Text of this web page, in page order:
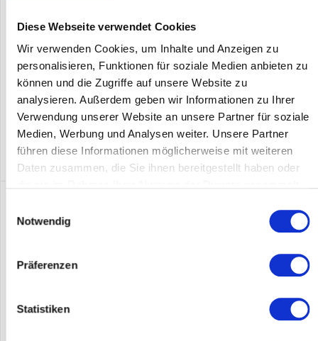
Diese Webseite verwendet Cookies
Wir verwenden Cookies, um Inhalte und Anzeigen zu
personalisieren, Funktionen für soziale Medien anbieten zu
können und die Zugriffe auf unsere Website zu
analysieren. Außerdem geben wir Informationen zu Ihrer
Verwendung unserer Website an unsere Partner für soziale
Medien, Werbung und Analysen weiter. Unsere Partner
führen diese Informationen möglicherweise mit weiteren
Daten zusammen, die Sie ihnen bereitgestellt haben oder
Notwendig
Präferenzen
Statistiken
Leicht und handlich – ideal für den mobilen Einsatz Druckt...
Inhalt1
Preis auf Anfrage
DETAILS